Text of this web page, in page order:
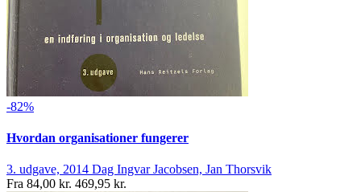
-82%
Hvordan organisationer fungerer
3. udgave, 2014 Dag Ingvar Jacobsen, Jan Thorsvik
Fra 84,00 kr. 469,95 kr.